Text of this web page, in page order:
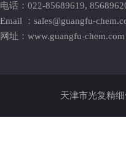
电话：022-85689619,
Email ： sales@guangfu-
网址： www.guangfu-chem.com
天津市光复精